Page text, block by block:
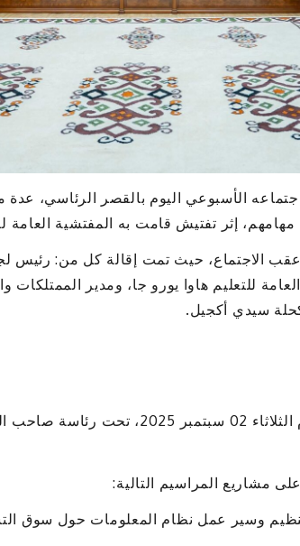
الأسبوعي اليوم بالقصر الرئاسي، عدة
إثر تفتيش قامت به المفتشية العامة
عقب الاجتماع، حيث تمت إقالة كل من: رئيس
للتعليم هاوا يورو جا، ومدير الممتلكات
سيدي أكجيل.
“اجتمع مجلس الوزراء اليوم الثلاثاء 02
مشاريع المراسيم التالية:
وسير عمل نظام المعلومات حول سوق